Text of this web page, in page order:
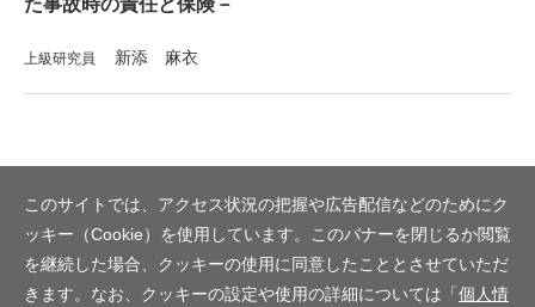
上級研究員 新添 麻衣
このサイトでは、アクセス状況の把握や広告配信などのためにク
ッキー（Cookie）を使用しています。このバナーを閉じるか閲覧
を継続した場合、クッキーの使用に同意したこととさせていただ
きます。なお、クッキーの設定や使用の詳細については「個人情